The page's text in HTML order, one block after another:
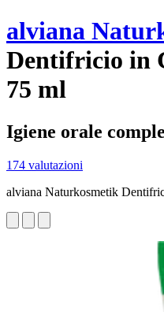
alviana
Dentifricio in
75 ml
Igiene orale
174 valutazioni
alviana Naturkosmetik